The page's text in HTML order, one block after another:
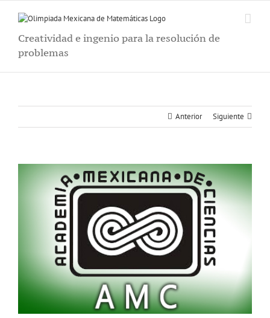
Creatividad e ingenio para la resolución de
problemas
Anterior Siguiente